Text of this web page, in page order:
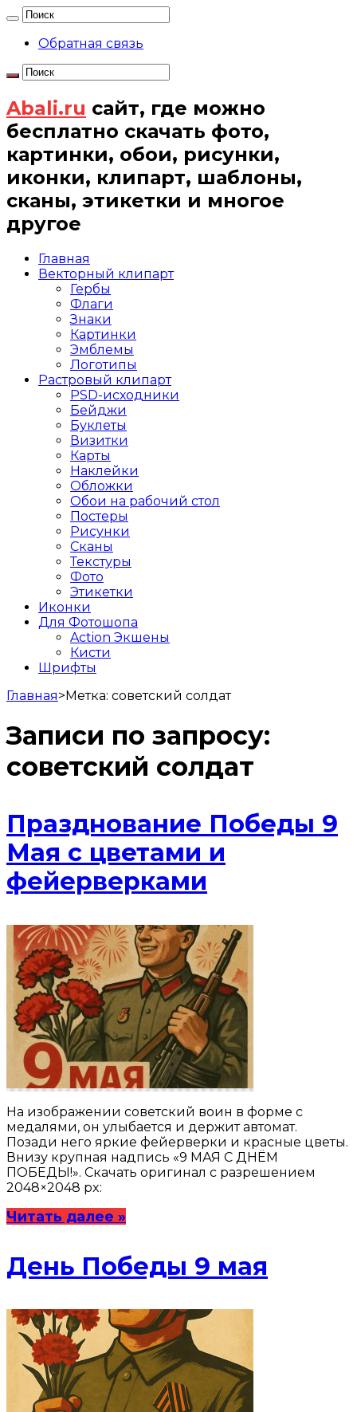
Обратная связь
Abali.ru сайт, где можно
бесплатно скачать фото,
картинки, обои, рисунки,
иконки, клипарт, шаблоны,
сканы, этикетки и многое
другое
Главная
Векторный клипарт
Гербы
Флаги
Знаки
Картинки
Эмблемы
Логотипы
Растровый клипарт
PSD-исходники
Бейджи
Буклеты
Визитки
Карты
Наклейки
Обложки
Обои на рабочий стол
Постеры
Рисунки
Сканы
Текстуры
Фото
Этикетки
Иконки
Для Фотошопа
Action Экшены
Кисти
Шрифты
Главная>Метка: советский солдат
Записи по запросу:
советский солдат
Празднование Победы 9
Мая с цветами и
фейерверками
На изображении советский воин в форме с
медалями, он улыбается и держит автомат.
Позади него яркие фейерверки и красные цветы.
Внизу крупная надпись «9 МАЯ С ДНЁМ
ПОБЕДЫ!». Скачать оригинал с разрешением
2048×2048 px:
Читать далее »
День Победы 9 мая